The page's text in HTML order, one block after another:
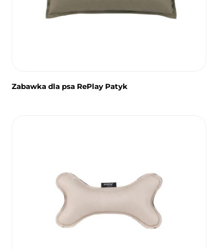
Zabawka dla psa RePlay Patyk